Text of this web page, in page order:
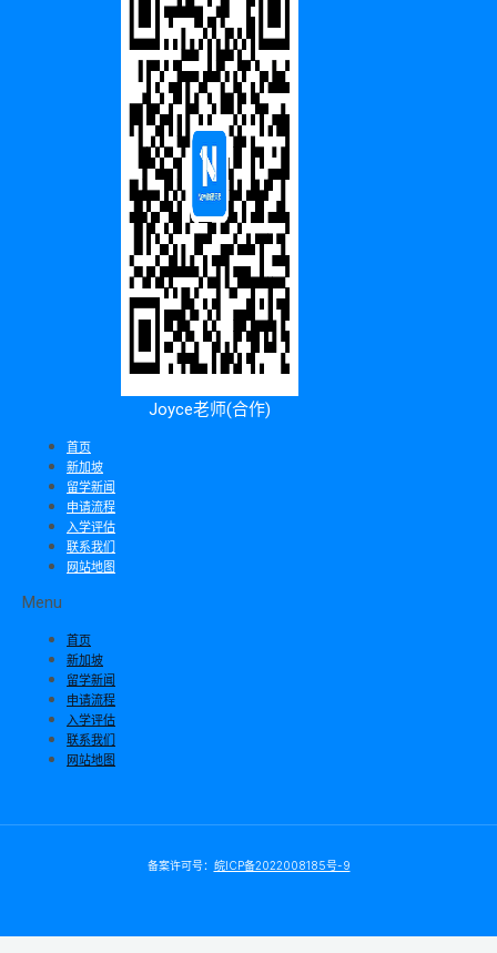
Joyce老师(合作)
首页
新加坡
留学新闻
申请流程
入学评估
联系我们
网站地图
Menu
首页
新加坡
留学新闻
申请流程
入学评估
联系我们
网站地图
备案许可号： 皖ICP备2022008185号-9